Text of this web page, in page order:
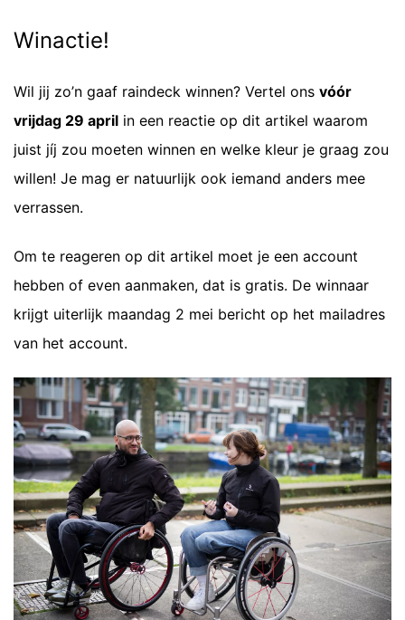
Winactie!
Wil jij zo’n gaaf raindeck winnen? Vertel ons vóór
vrijdag 29 april in een reactie op dit artikel waarom
juist jíj zou moeten winnen en welke kleur je graag zou
willen! Je mag er natuurlijk ook iemand anders mee
verrassen.
Om te reageren op dit artikel moet je een account
hebben of even aanmaken, dat is gratis. De winnaar
krijgt uiterlijk maandag 2 mei bericht op het mailadres
van het account.